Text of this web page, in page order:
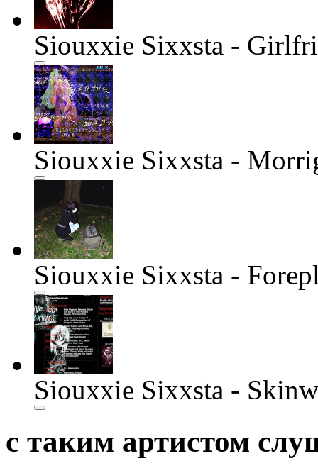
Siouxxie Sixxsta -
Siouxxie Sixxsta -
Siouxxie Sixxsta -
Siouxxie Sixxsta -
с таким артистом